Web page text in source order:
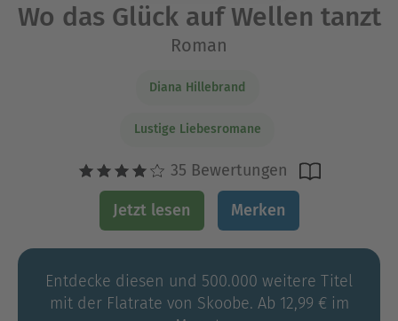
Wo das Glück auf Wellen tanzt
Roman
Diana Hillebrand
Lustige Liebesromane
35 Bewertungen
Jetzt lesen Merken
Entdecke diesen und 500.000 weitere Titel
mit der Flatrate von Skoobe. Ab 12,99 € im